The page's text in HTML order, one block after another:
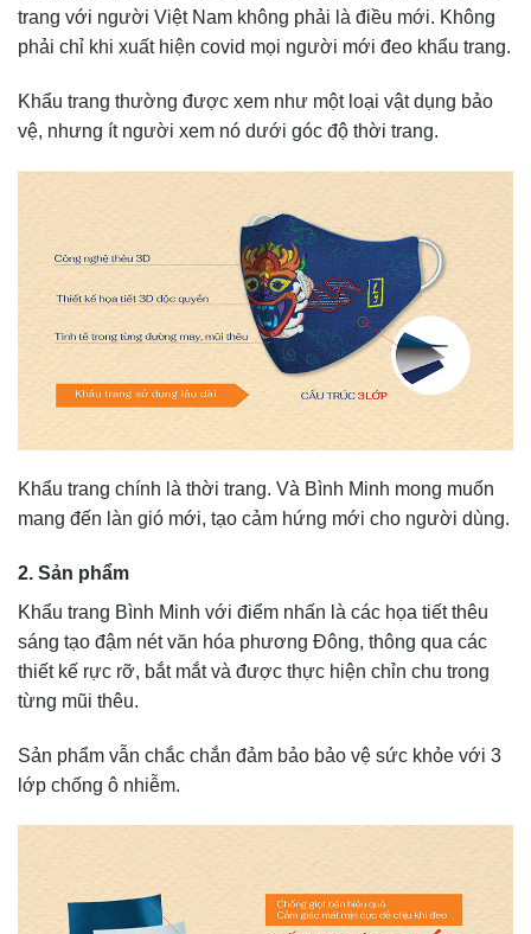
trang với người Việt Nam không phải là điều mới. Không
phải chỉ khi xuất hiện covid mọi người mới đeo khẩu trang.
Khẩu trang thường được xem như một loại vật dụng bảo
vệ, nhưng ít người xem nó dưới góc độ thời trang.
Khẩu trang chính là thời trang. Và Bình Minh mong muốn
mang đến làn gió mới, tạo cảm hứng mới cho người dùng.
2. Sản phẩm
Khẩu trang Bình Minh với điểm nhấn là các họa tiết thêu
sáng tạo đậm nét văn hóa phương Đông, thông qua các
thiết kế rực rỡ, bắt mắt và được thực hiện chỉn chu trong
từng mũi thêu.
Sản phẩm vẫn chắc chắn đảm bảo bảo vệ sức khỏe với 3
lớp chống ô nhiễm.